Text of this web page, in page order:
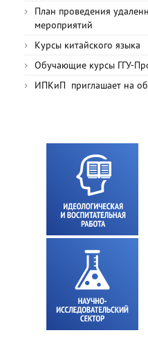
План проведения
мероприятий
Курсы китайского языка
Обучающие курсы ГГУ-
ИПКиП приглашает на